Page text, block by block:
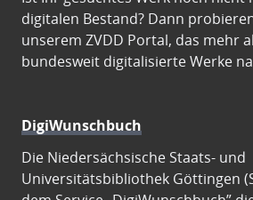
digitalen Bestand? Dann
unserem ZVDD Portal, das mehr
bundesweit digitalisierte Werke
DigiWunschbuch
Die Niedersächsische Staats- und
Universitätsbibliothek Göttingen